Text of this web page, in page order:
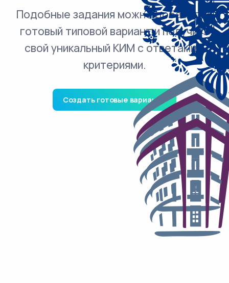
Подобные задания можно добавить в
готовый типовой вариант и получить
свой уникальный КИМ с ответами и
критериями.
Создать готовые варианты